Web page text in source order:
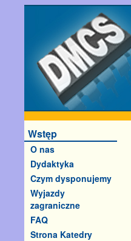
Wstęp
O nas
Dydaktyka
Czym dysponujemy
Wyjazdy
zagraniczne
FAQ
Strona Katedry